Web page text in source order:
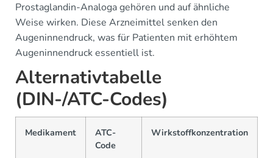
Prostaglandin-Analoga gehören und auf ähnliche
Weise wirken. Diese Arzneimittel senken den
Augeninnendruck, was für Patienten mit erhöhtem
Augeninnendruck essentiell ist.
Alternativtabelle
(DIN-/ATC-Codes)
Medikament
ATC-
Code
Wirkstoffkonzentration